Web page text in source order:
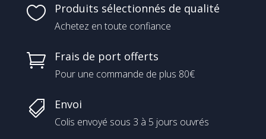
 Produits sélectionnés de qualité
Achetez en toute confiance
 Frais de port offerts
Pour une commande de plus 80€
 Envoi
Colis envoyé sous 3 à 5 jours ouvrés